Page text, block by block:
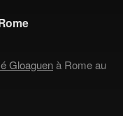
Gloaguenà Rome au